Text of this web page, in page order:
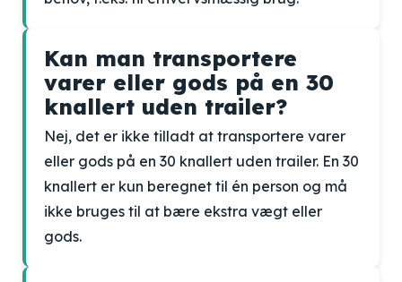
Kan man transportere
varer eller gods på en 30
knallert uden trailer?
Nej, det er ikke tilladt at transportere varer
eller gods på en 30 knallert uden trailer. En 30
knallert er kun beregnet til én person og må
ikke bruges til at bære ekstra vægt eller
gods.